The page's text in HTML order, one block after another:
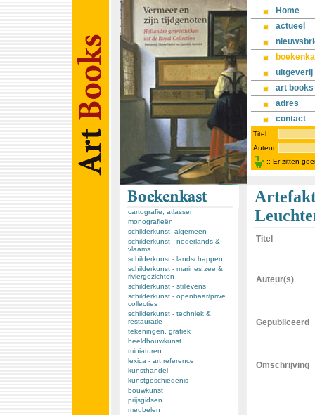
Home
actueel
uitgeverij
art books
adres
contact
Titel
Auteur
:: Er zitten
cartografie, atlassen
monografieën
schilderkunst- algemeen
schilderkunst - nederlands &
vlaams
schilderkunst - landschappen
schilderkunst - marines zee &
riviergezichten
schilderkunst - stillevens
schilderkunst - openbaar/prive
collecties
schilderkunst - techniek &
restauratie
tekeningen, grafiek
beeldhouwkunst
miniaturen
lexica - art reference
kunsthandel
kunstgeschiedenis
bouwkunst
prijsgidsen
meubelen
Titel
Auteur(s)
Gepubliceerd
Omschrijving